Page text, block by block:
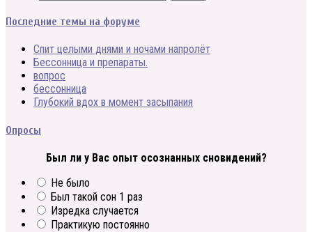
Последние темы на форуме
Спит целыми днями и ночами напролёт
Бессонница и препараты.
вопрос
бессонница
Глубокий вдох в момент засыпания
Опросы
Был ли у Вас опыт осознанных сновидений?
Не было
Был такой сон 1 раз
Изредка случается
Практикую постоянно